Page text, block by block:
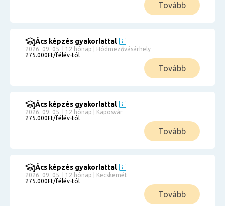
Tovább
Ács képzés gyakorlattal
2026. 09. 05. | 12 hónap | Hódmezővásárhely
275.000Ft/félév-tól
Tovább
Ács képzés gyakorlattal
2026. 09. 05. | 12 hónap | Kaposvár
275.000Ft/félév-tól
Tovább
Ács képzés gyakorlattal
2026. 09. 05. | 12 hónap | Kecskemét
275.000Ft/félév-tól
Tovább